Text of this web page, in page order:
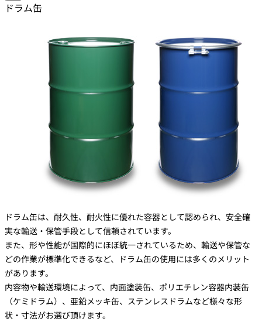
ドラム缶
ドラム缶は、耐久性、耐火性に優れた容器として認められ、安全確
実な輸送・保管手段として信頼されています。
また、形や性能が国際的にほぼ統一されているため、輸送や保管な
どの作業が標準化できるなど、ドラム缶の使用には多くのメリット
があります。
内容物や輸送環境によって、内面塗装缶、ポリエチレン容器内装缶
（ケミドラム）、亜鉛メッキ缶、ステンレスドラムなど様々な形
状・寸法がお選び頂けます。